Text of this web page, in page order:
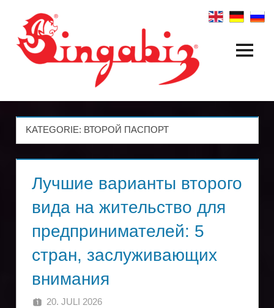
Inhalt
springen
Создание
глобальных
компаний
и
холдинговых
структур
Singabiz®
Международные
услуги
Menü
KATEGORIE: ВТОРОЙ ПАСПОРТ
Лучшие варианты второго
вида на жительство для
предпринимателей: 5
стран, заслуживающих
внимания
20. JULI 2026